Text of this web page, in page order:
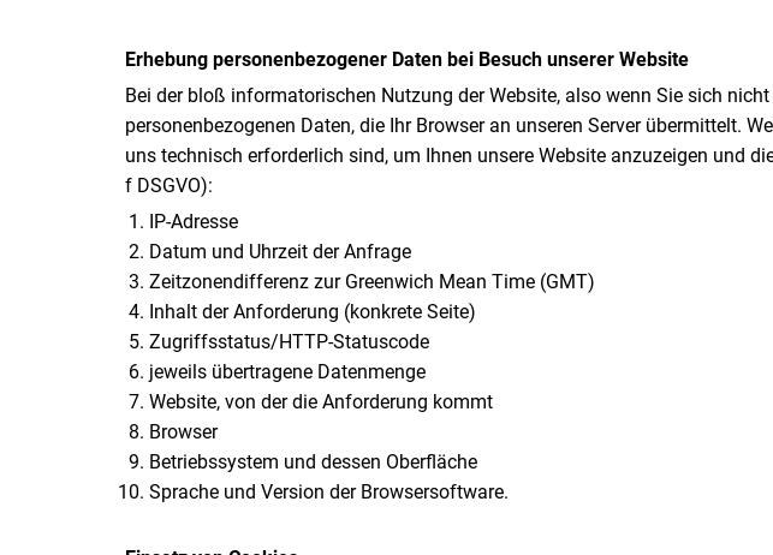
Erhebung personenbezogener Daten bei Besuch unserer Website
Bei der bloß informatorischen Nutzung der Website, also wenn Sie sich
personenbezogenen Daten, die Ihr Browser an unseren Server übermittelt.
uns technisch erforderlich sind, um Ihnen unsere Website anzuzeigen und
f DSGVO):
IP-Adresse
Datum und Uhrzeit der Anfrage
Zeitzonendifferenz zur Greenwich Mean Time (GMT)
Inhalt der Anforderung (konkrete Seite)
Zugriffsstatus/HTTP-Statuscode
jeweils übertragene Datenmenge
Website, von der die Anforderung kommt
Browser
Betriebssystem und dessen Oberfläche
Sprache und Version der Browsersoftware.